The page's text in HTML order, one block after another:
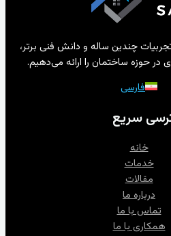
چندین ساله و دانش فنی برتر،
حوزه ساختمان را ارائه می‌دهیم.
فارسی
سریع
خانه
خدمات
مقالات
درباره ما
تماس با ما
همکاری با ما